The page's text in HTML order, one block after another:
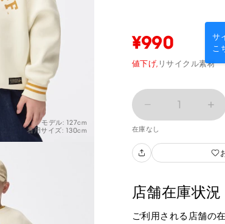
サ
こ
¥990
値下げ, リサイクル素材
1
在庫なし
店舗在庫状況
ご利用される店舗の
モデル: 127cm
着用サイズ: 130cm